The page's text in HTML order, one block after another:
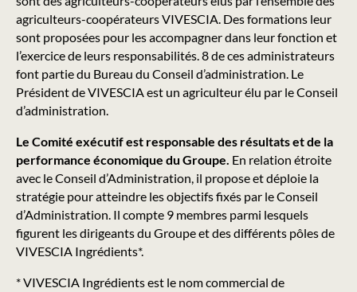
agriculteurs-coopérateurs VIVESCIA. Des formations leur
sont proposées pour les accompagner dans leur fonction et
l’exercice de leurs responsabilités. 8 de ces administrateurs
font partie du Bureau du Conseil d’administration. Le
Président de VIVESCIA est un agriculteur élu par le Conseil
d’administration.
Le Comité exécutif est responsable des résultats et de la
performance économique du Groupe. En relation étroite
avec le Conseil d’Administration, il propose et déploie la
stratégie pour atteindre les objectifs fixés par le Conseil
d’Administration. Il compte 9 membres parmi lesquels
figurent les dirigeants du Groupe et des différents pôles de
VIVESCIA Ingrédients*.
* VIVESCIA Ingrédients est le nom commercial de